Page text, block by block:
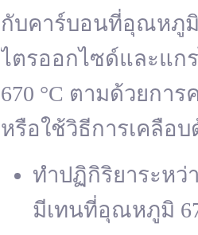
กับคาร์บอนที่อุณหภูมิ
ไตรออกไซด์และแก
670 °C ตามด้วยกา
หรือใช้วิธีการเคลือบ
ทำปฏิกิริยาระหว่
มีเทนที่อุณหภูมิ